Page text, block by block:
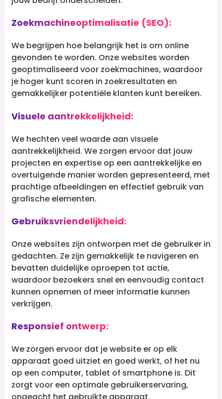
Zoekmachineoptimalisatie (SEO):
We begrijpen hoe belangrijk het is om online
gevonden te worden. Onze websites worden
geoptimaliseerd voor zoekmachines, waardoor
je hoger kunt scoren in zoekresultaten en
gemakkelijker potentiële klanten kunt bereiken.
Visuele aantrekkelijkheid:
We hechten veel waarde aan visuele
aantrekkelijkheid. We zorgen ervoor dat jouw
projecten en expertise op een aantrekkelijke en
overtuigende manier worden gepresenteerd, met
prachtige afbeeldingen en effectief gebruik van
grafische elementen.
Gebruiksvriendelijkheid:
Onze websites zijn ontworpen met de gebruiker in
gedachten. Ze zijn gemakkelijk te navigeren en
bevatten duidelijke oproepen tot actie,
waardoor bezoekers snel en eenvoudig contact
kunnen opnemen of meer informatie kunnen
verkrijgen.
Responsief ontwerp:
We zorgen ervoor dat je website er op elk
apparaat goed uitziet en goed werkt, of het nu
op een computer, tablet of smartphone is. Dit
zorgt voor een optimale gebruikerservaring,